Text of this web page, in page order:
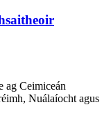
ag Ceimiceán
Nuálaíocht agus